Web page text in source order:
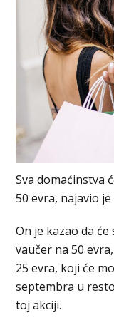
Sva domaćinstva
50 evra, najavio
On je kazao da
vaučer na 50
25 evra, koji će
septembra u
toj akciji.